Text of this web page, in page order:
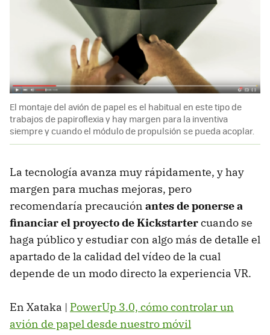
El montaje del avión de papel es el habitual en este tipo de
trabajos de papiroflexia y hay margen para la inventiva
siempre y cuando el módulo de propulsión se pueda acoplar.
La tecnología avanza muy rápidamente, y hay
margen para muchas mejoras, pero
recomendaría precaución antes de ponerse a
financiar el proyecto de Kickstartercuando se
haga público y estudiar con algo más de detalle el
apartado de la calidad del vídeo de la cual
depende de un modo directo la experiencia VR.
En Xataka | PowerUp 3.0, cómo controlar un
avión de papel desde nuestro móvil